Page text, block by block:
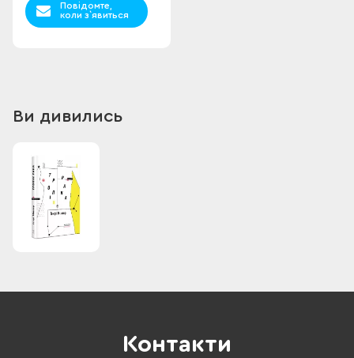
Повідомте,
коли з`явиться
Ви дивились
Контакти